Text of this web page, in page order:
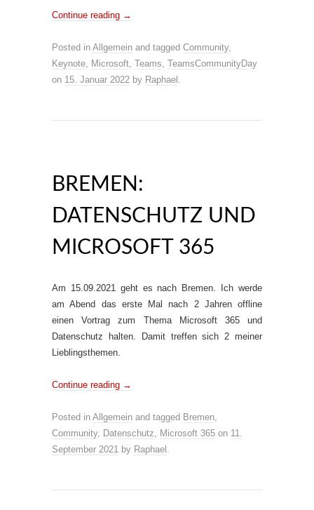
Continue reading →
Posted in Allgemein and tagged Community,
Keynote, Microsoft, Teams, TeamsCommunityDay
on 15. Januar 2022 by Raphael .
BREMEN:
DATENSCHUTZ UND
MICROSOFT 365
Am 15.09.2021 geht es nach Bremen. Ich werde
am Abend das erste Mal nach 2 Jahren offline
einen Vortrag zum Thema Microsoft 365 und
Datenschutz halten. Damit treffen sich 2 meiner
Lieblingsthemen.
Continue reading →
Posted in Allgemein and tagged Bremen,
Community, Datenschutz, Microsoft 365 on 11.
September 2021 by Raphael .